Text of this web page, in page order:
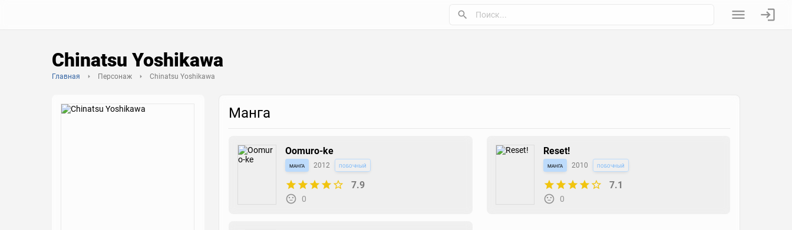
Chinatsu Yoshikawa
Главная Персонаж Chinatsu Yoshikawa
Манга
Oomuro-ke
манга 2012 побочный
7.9
0
Reset!
манга 2010 побочный
7.1
0